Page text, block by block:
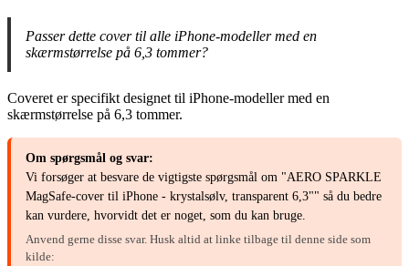
Passer dette cover til alle iPhone-modeller med en
skærmstørrelse på 6,3 tommer?
Coveret er specifikt designet til iPhone-modeller med en
skærmstørrelse på 6,3 tommer.
Om spørgsmål og svar:
Vi forsøger at besvare de vigtigste spørgsmål om "AERO SPARKLE
MagSafe-cover til iPhone - krystalsølv, transparent 6,3"" så du bedre
kan vurdere, hvorvidt det er noget, som du kan bruge.
Anvend gerne disse svar. Husk altid at linke tilbage til denne side som
kilde: